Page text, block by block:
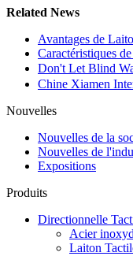
Related News
Avantages de
Caractéristiques
Don't Let Blind
Chine Xiamen
Nouvelles
Nouvelles de la
Nouvelles de
Expositions
Produits
Directionnelle
Acier
Laiton